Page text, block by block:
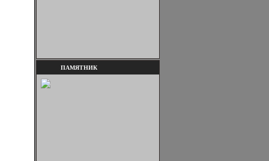
ПАМЯТНИК